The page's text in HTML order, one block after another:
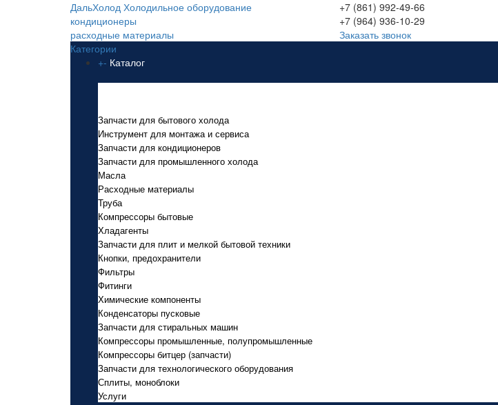
ДальХолод Холодильное оборудование
кондиционеры
расходные материалы
+7 (861) 992-49-66
+7 (964) 936-10-29
Заказать звонок
Категории
+- Каталог
Запчасти для бытового холода
Инструмент для монтажа и сервиса
Запчасти для кондиционеров
Запчасти для промышленного холода
Масла
Расходные материалы
Труба
Компрессоры бытовые
Хладагенты
Запчасти для плит и мелкой бытовой техники
Кнопки, предохранители
Фильтры
Фитинги
Химические компоненты
Конденсаторы пусковые
Запчасти для стиральных машин
Компрессоры промышленные, полупромышленные
Компрессоры битцер (запчасти)
Запчасти для технологического оборудования
Сплиты, моноблоки
Услуги